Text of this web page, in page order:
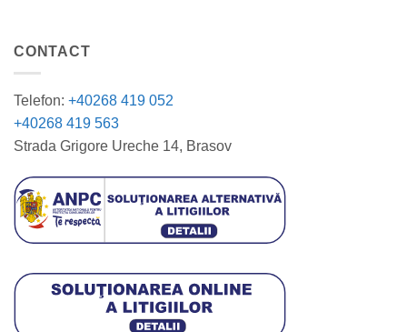
CONTACT
Telefon: +40268 419 052
+40268 419 563
Strada Grigore Ureche 14, Brasov